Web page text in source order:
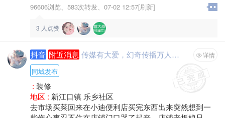
96606浏览、 583次转发、 07-02 12:57[刷新]
3 人点赞
抖音 附近消息 传媒有大爱，幻奇传播万人行！ 详情
同城发布
: 装修
地区 : 新江口镇 乐乡社区
去市场买菜回来在小迪便利店买完东西出来突然想到一